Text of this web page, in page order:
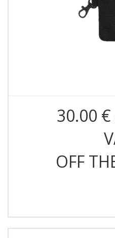
30.00
OFF